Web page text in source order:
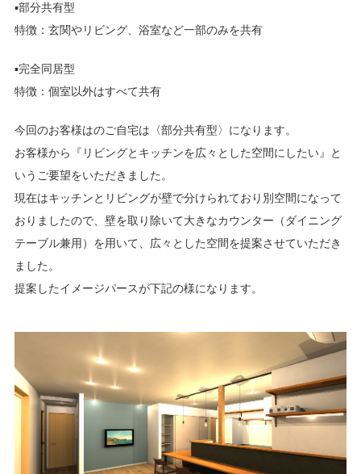
▪部分共有型
特徴：玄関やリビング、浴室など一部のみを共有
▪完全同居型
特徴：個室以外はすべて共有
今回のお客様はのご自宅は〈部分共有型〉になります。
お客様から『リビングとキッチンを広々とした空間にしたい』と
いうご要望をいただきました。
現在はキッチンとリビングが壁で分けられており別空間になって
おりましたので、壁を取り除いて大きなカウンター（ダイニング
テーブル兼用）を用いて、広々とした空間を提案させていただき
ました。
提案したイメージパースが下記の様になります。